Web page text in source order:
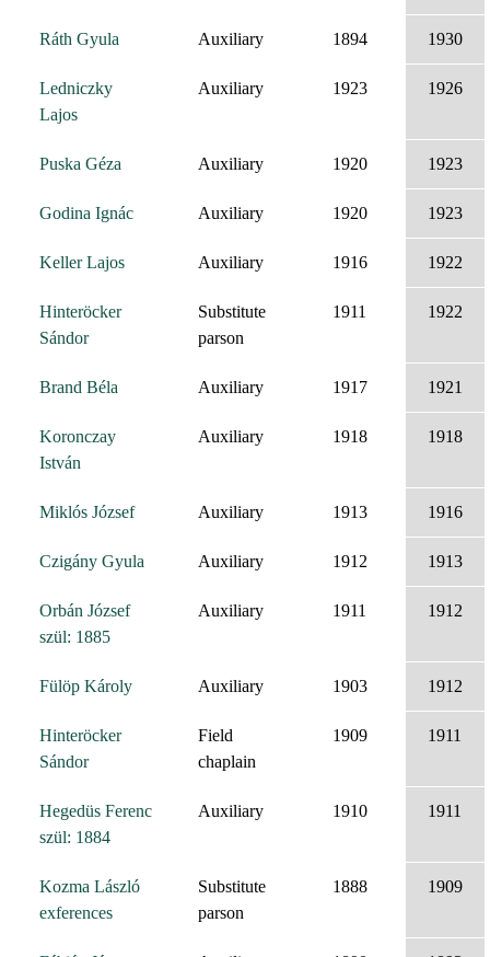
Ráth Gyula Auxiliary 1894 1930
Ledniczky
Lajos
Auxiliary 1923 1926
Puska Géza Auxiliary 1920 1923
Godina Ignác Auxiliary 1920 1923
Keller Lajos Auxiliary 1916 1922
Hinteröcker
Sándor
Substitute
parson
1911 1922
Brand Béla Auxiliary 1917 1921
Koronczay
István
Auxiliary 1918 1918
Miklós József Auxiliary 1913 1916
Czigány Gyula Auxiliary 1912 1913
Orbán József
szül: 1885
Auxiliary 1911 1912
Fülöp Károly Auxiliary 1903 1912
Hinteröcker
Sándor
Field
chaplain
1909 1911
Hegedüs Ferenc
szül: 1884
Auxiliary 1910 1911
Kozma László
exferences
Substitute
parson
1888 1909